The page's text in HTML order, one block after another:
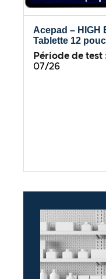
Acepad – HIGH
Tablette 12
Période de test
07/26